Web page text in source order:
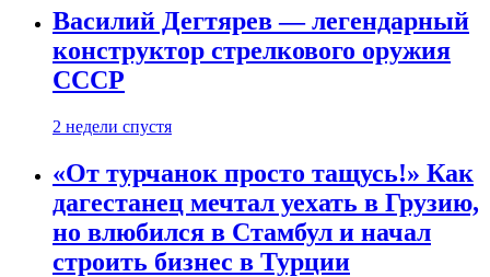
Василий Дегтярев — легендарный
конструктор стрелкового оружия
СССР
2 недели спустя
«От турчанок просто тащусь!» Как
дагестанец мечтал уехать в Грузию,
но влюбился в Стамбул и начал
строить бизнес в Турции